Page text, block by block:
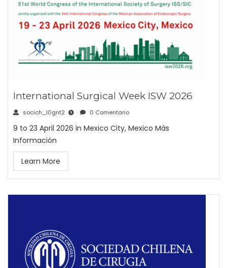
International Surgical Week ISW 2026
socich_l0gnt2 0 Comentario
9 to 23 April 2026 in Mexico City, Mexico Más
Información
Learn More